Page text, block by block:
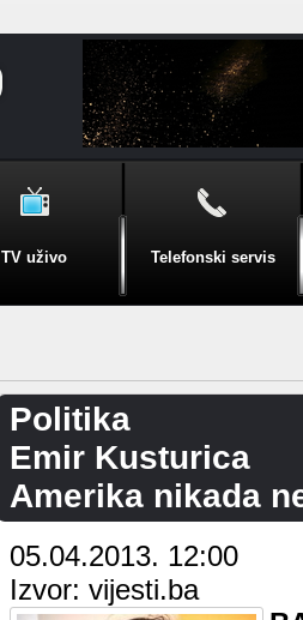
TV uživo Telefonski servis
Politika
Emir Kusturica
Amerika nikada
05.04.2013. 12:00
Izvor: vijesti.ba